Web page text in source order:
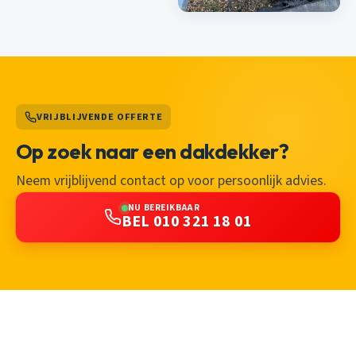
VRIJBLIJVENDE OFFERTE
Op zoek naar een dakdekker?
Neem vrijblijvend contact op voor persoonlijk advies.
NU BEREIKBAAR
BEL 010 321 18 01